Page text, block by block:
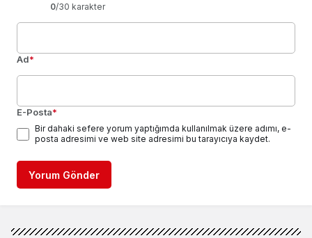
0/30 karakter
Ad*
E-Posta*
Bir dahaki sefere yorum yaptığımda kullanılmak üzere adımı, e-
posta adresimi ve web site adresimi bu tarayıcıya kaydet.
Yorum Gönder